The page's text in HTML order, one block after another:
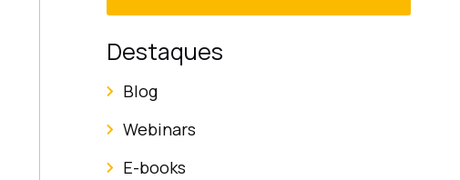
Destaques
Blog
Webinars
E-books